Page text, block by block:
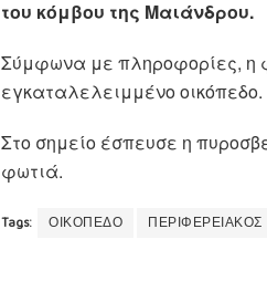
του κόμβου της Μαιάνδρου.
Σύμφωνα με πληροφορίες, η
εγκαταλελειμμένο οικόπεδο.
Στο σημείο έσπευσε η
φωτιά.
Tags: ΟΙΚΟΠΕΔΟ ΠΕΡΙΦΕΡΕΙΑΚΟΣ